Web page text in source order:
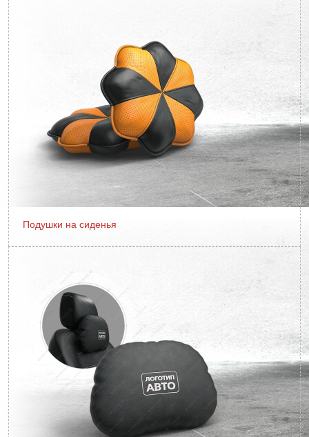
Подушки на сиденья